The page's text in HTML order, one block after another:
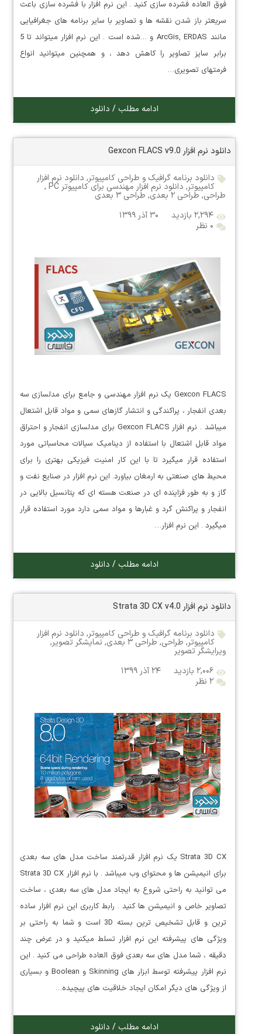
فوق العاده فشرده سازی کنید . این نرم افزار با فشرده سازی باعث
سریعتر باز شدن نقشه ها و تصاویر با سایر برنامه های جغرافیایی
مانند ArcGis, ERDAS و …شده است . این نرم افزار میتواند تا 5
برابر سایز تصاویر را کاهش دهد ، و همچنین میتوانید انواع
فرمتهای تصویری…
ادامه مطلب / دانلود
دانلود نرم افزار Gexcon FLACS v9.0
دانلود برنامه گرافیک و طراحی کامپیوتر, دانلود نرم افزار
کامپیوتر, دانلود نرم افزار مهندسی برای کامپیوتر PC ,
طراحی, طراحی ۲ بعدی , طراحی ۳ بعدی
۲,۲۹۴ بازدید
۳۰ آذر ۱۳۹۹
۰ نظر
Gexcon FLACS یک نرم افزار مهندسی و جامع برای مدلسازی سه
بعدی انفجار ، پراکندگی و انتشار گازهای سمی و مواد قابل اشتعال
میباشد . نرم افزار Gexcon FLACS برای مدلسازی انفجار و احتراق
مواد قابل اشتعال با استفاده از دینامیک سیالات محاسباتی مورد
استفاده قرار میگیرد تا با این کار امنیت فیزیکی بهتری را برای
محیط های صنعتی به ارمغان بیاورد. این نرم افزار در صنایع نفت و
گاز و به طور فزاینده ای در صنعت هسته ای که پتانسیل بالایی در
انفجار و پراکنش گرد و غبارها و مواد سمی دارد مورد استفاده قرار
میگیرد . این نرم افزار…
ادامه مطلب / دانلود
دانلود نرم افزار Strata 3D CX v4.0
دانلود برنامه گرافیک و طراحی کامپیوتر, دانلود نرم افزار
کامپیوتر, طراحی, طراحی ۳ بعدی ,نمایشگر تصویر,
ویرایشگر تصویر
۲,۰۰۶ بازدید
۲۴ آذر ۱۳۹۹
۲ نظر
Strata 3D CX یک نرم افزار قدرتمند ساخت مدل های سه بعدی
برای انیمیشن ها و محتوای وب میباشد . با نرم افزار Strata 3D CX
می توانید به راحتی شروع به ایجاد مدل های سه بعدی ، ساخت
تصاویر خاص و انیمیشن ها کنید . رابط کاربری این نرم افزار ساده
ترین و قابل تشخیص ترین بسته 3D است و شما به راحتی بر
ویژگی های پیشرفته این نرم افزار تسلط میکنید و در عرض چند
دقیقه ، شما مدل های سه بعدی فوق العاده طراحی می کنید . این
نرم افزار پیشرفته توسط ابزار های Skinning و Boolean و بسیاری
از ویژگی های دیگر امکان ایجاد خلاقیت های پیچیده…
ادامه مطلب / دانلود